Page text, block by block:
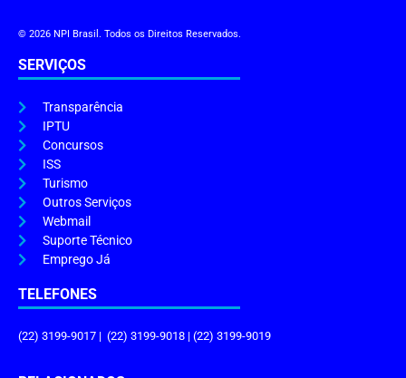
© 2026 NPI Brasil. Todos os Direitos Reservados.
SERVIÇOS
Transparência
IPTU
Concursos
ISS
Turismo
Outros Serviços
Webmail
Suporte Técnico
Emprego Já
TELEFONES
(22) 3199-9017 | (22) 3199-9018 | (22) 3199-9019